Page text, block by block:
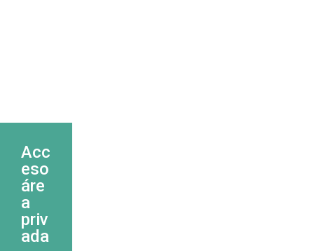
Acc
eso
áre
a
priv
ada